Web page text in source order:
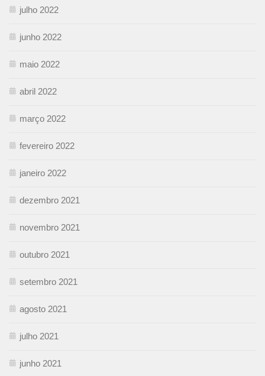
julho 2022
junho 2022
maio 2022
abril 2022
março 2022
fevereiro 2022
janeiro 2022
dezembro 2021
novembro 2021
outubro 2021
setembro 2021
agosto 2021
julho 2021
junho 2021